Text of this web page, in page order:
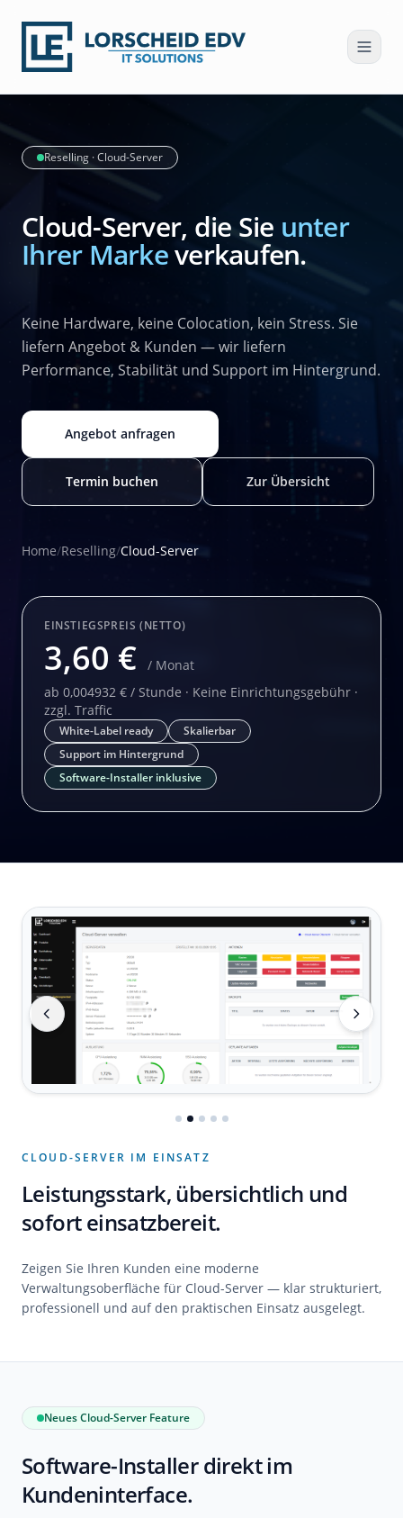
Reselling · Cloud-Server
Cloud-Server, die Sie unter
Ihrer Markeverkaufen.
Keine Hardware, keine Colocation, kein Stress. Sie
liefern Angebot & Kunden — wir liefern
Performance, Stabilität und Support im Hintergrund.
Angebot anfragen
Termin buchen Zur Übersicht
Home/Reselling/Cloud-Server
EINSTIEGSPREIS (NETTO)
3,60 €
/ Monat
ab 0,004932 € / Stunde · Keine Einrichtungsgebühr ·
zzgl. Traffic
White-Label ready
Skalierbar
Support im Hintergrund
Software-Installer inklusive
CLOUD-SERVER IM EINSATZ
Leistungsstark, übersichtlich und
sofort einsatzbereit.
Zeigen Sie Ihren Kunden eine moderne
Verwaltungsoberfläche für Cloud-Server — klar strukturiert,
professionell und auf den praktischen Einsatz ausgelegt.
Neues Cloud-Server Feature
Software-Installer direkt im
Kundeninterface.